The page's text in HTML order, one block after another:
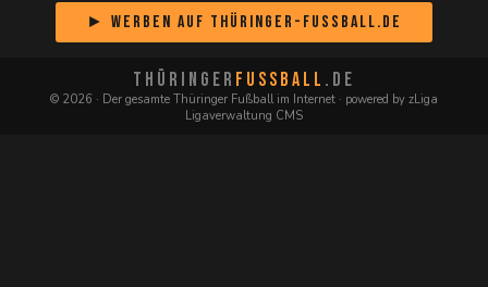
► Werben auf Thüringer-Fussball.de
THÜRINGER FUSSBALL .DE
© 2026 · Der gesamte Thüringer Fußball im Internet · powered by zLiga
Ligaverwaltung CMS